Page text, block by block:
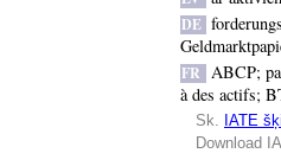
DE
FR ABCP;
à des actifs;
Sk. IATE
Download